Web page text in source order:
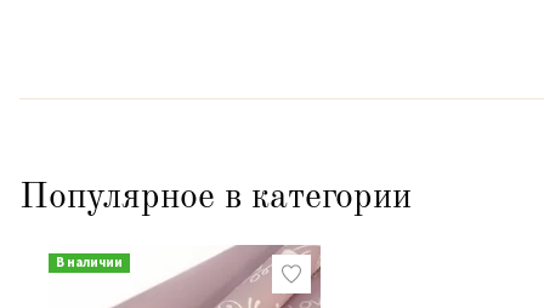
Популярное в категории
В наличии